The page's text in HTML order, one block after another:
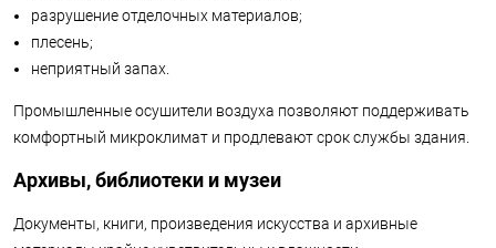
разрушение отделочных материалов;
плесень;
неприятный запах.
Промышленные осушители воздуха позволяют поддерживать
комфортный микроклимат и продлевают срок службы здания.
Архивы, библиотеки и музеи
Документы, книги, произведения искусства и архивные